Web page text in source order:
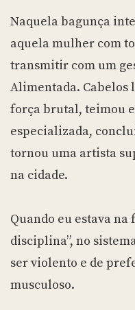
Naquela bagunça
aquela mulher com
transmitir com um
Alimentada. Cabelos
força brutal, teimou
especializada,
tornou uma artista
na cidade.
Quando eu estava na
disciplina”, no
ser violento e de
musculoso.